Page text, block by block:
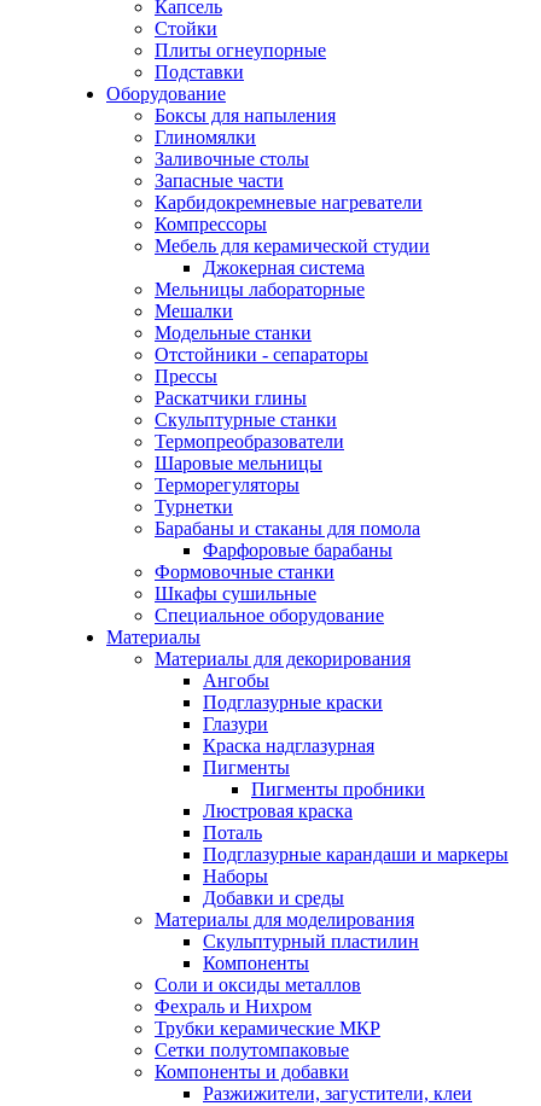
Капсель
Стойки
Плиты огнеупорные
Подставки
Оборудование
Боксы для напыления
Глиномялки
Заливочные столы
Запасные части
Карбидокремневые нагреватели
Компрессоры
Мебель для керамической студии
Джокерная система
Мельницы лабораторные
Мешалки
Модельные станки
Отстойники - сепараторы
Прессы
Раскатчики глины
Скульптурные станки
Термопреобразователи
Шаровые мельницы
Терморегуляторы
Турнетки
Барабаны и стаканы для помола
Фарфоровые барабаны
Формовочные станки
Шкафы сушильные
Специальное оборудование
Материалы
Материалы для декорирования
Ангобы
Подглазурные краски
Глазури
Краска надглазурная
Пигменты
Пигменты пробники
Люстровая краска
Поталь
Подглазурные карандаши и маркеры
Наборы
Добавки и среды
Материалы для моделирования
Скульптурный пластилин
Компоненты
Соли и оксиды металлов
Фехраль и Нихром
Трубки керамические МКР
Сетки полутомпаковые
Компоненты и добавки
Разжижители, загустители, клеи